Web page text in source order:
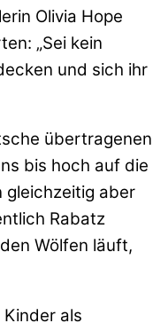
Olivia Hope
„Sei kein
und sich ihr
übertragenen
bis hoch auf die
gleichzeitig aber
Rabatz
Wölfen läuft,
als